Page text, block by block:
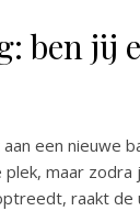
ben jij
een nieuwe
maar zodra
raakt de